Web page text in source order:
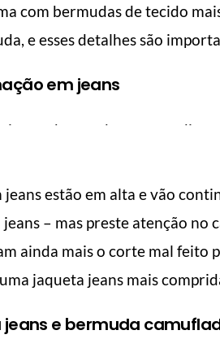
com bermudas de tecido
e esses detalhes são
em jeans
jeans estão em alta e vão
– mas preste atenção no
ainda mais o corte mal feito
jaqueta jeans mais
jeans e bermuda
de como fazer
roupas durarem
do Homem Moderno